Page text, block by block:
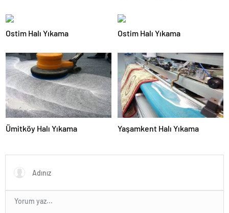
Ostim Halı Yıkama Ostim Halı Yıkama
Ümitköy Halı Yıkama Yaşamkent Halı Yıkama